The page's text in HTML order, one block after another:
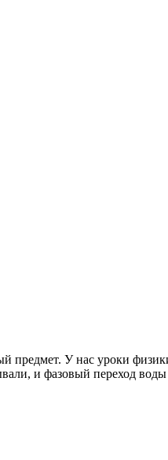
предмет. У нас уроки
и фазовый переход воды